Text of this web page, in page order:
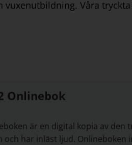
Våra
Onlinebok
är en digital kopia av den
och har inläst ljud. Onlineboken